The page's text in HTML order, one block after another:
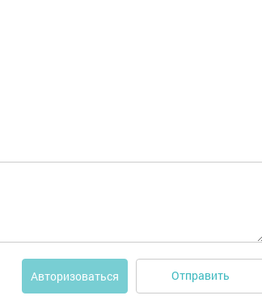
Авторизоваться Отправить